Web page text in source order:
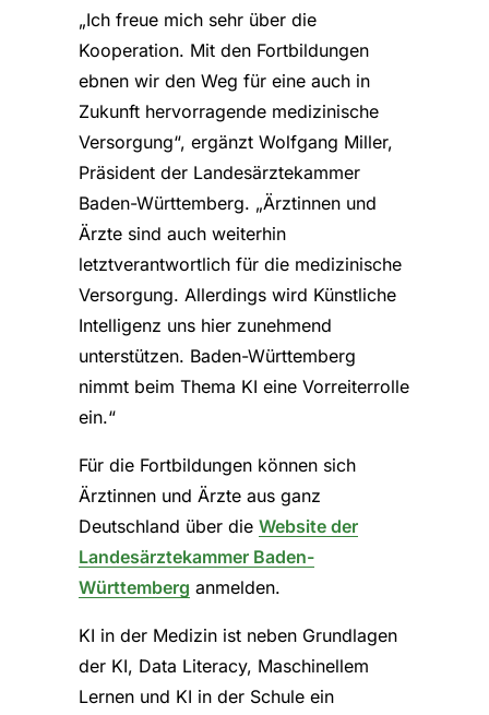
„Ich freue mich sehr über die
Kooperation. Mit den Fortbildungen
ebnen wir den Weg für eine auch in
Zukunft hervorragende medizinische
Versorgung“, ergänzt Wolfgang Miller,
Präsident der Landesärztekammer
Baden-Württemberg. „Ärztinnen und
Ärzte sind auch weiterhin
letztverantwortlich für die medizinische
Versorgung. Allerdings wird Künstliche
Intelligenz uns hier zunehmend
unterstützen. Baden-Württemberg
nimmt beim Thema KI eine Vorreiterrolle
ein.“
Für die Fortbildungen können sich
Ärztinnen und Ärzte aus ganz
Deutschland über die Website der
Landesärztekammer Baden-
Württemberg anmelden.
KI in der Medizin ist neben Grundlagen
der KI, Data Literacy, Maschinellem
Lernen und KI in der Schule ein